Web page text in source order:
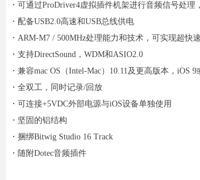
· 可通过ProDriver4虚拟插件机架进行音频信号处理
· 配备USB2.0高速和USB总线供电
· ARM-M7 / 500MHz处理能力和技术，可实现超快
· 支持DirectSound，WDM和ASIO2.0
· 兼容mac OS（Intel-Mac）10.11及更高版本，iOS
· 全双工，同时记录/回放
· 可连接+5VDC外部电源与iOS设备单独使用
· 坚固的铝结构
· 捆绑Bitwig Studio 16 Track
· 随附Dotec音频插件